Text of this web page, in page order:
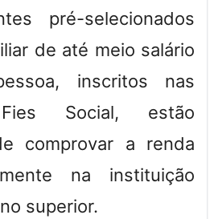
pré-selecionados
de até meio salário
inscritos nas
Social, estão
comprovar a renda
na instituição
superior.